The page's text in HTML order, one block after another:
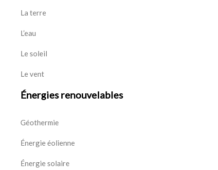
La terre
L’eau
Le soleil
Le vent
Énergies renouvelables
Géothermie
Énergie éolienne
Énergie solaire